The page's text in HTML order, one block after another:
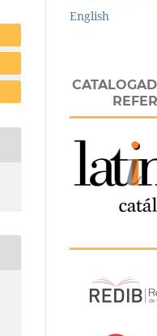
English